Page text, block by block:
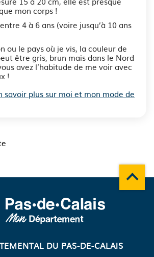
mon corps !
4 à 6 ans (voire jusqu’à 10 ans
ou le pays où je vis, la couleur de
être gris, brun mais dans le Nord
avez l’habitude de me voir avec
!
savoir plus sur moi et mon mode de
DU PAS-DE-CALAIS